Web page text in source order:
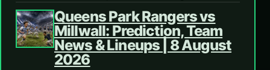
Queens Park Rangers vs
Millwall: Prediction, Team
News & Lineups | 8 August
2026